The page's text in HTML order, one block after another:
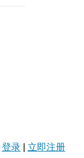
登录 立即注册